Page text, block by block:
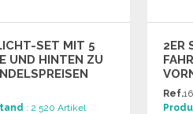
SET MIT 5
UND HINTEN ZU
: 2 520 Artikel
2ER
Ref.